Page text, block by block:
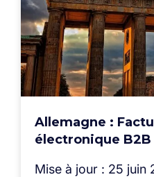
Allemagne :
électronique
Mise à jour : 25 juin